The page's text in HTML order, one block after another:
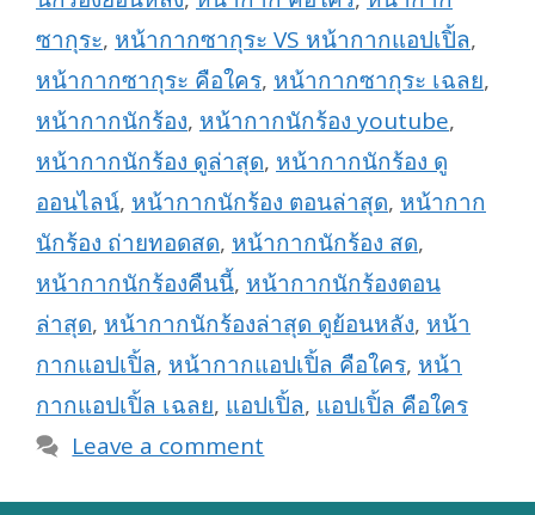
ซากุระ, หน้ากากซากุระ VS หน้ากากแอปเปิ้ล,
หน้ากากซากุระ คือใคร, หน้ากากซากุระ เฉลย,
หน้ากากนักร้อง, หน้ากากนักร้อง youtube,
หน้ากากนักร้อง ดูล่าสุด, หน้ากากนักร้อง ดู
ออนไลน์, หน้ากากนักร้อง ตอนล่าสุด, หน้ากาก
นักร้อง ถ่ายทอดสด, หน้ากากนักร้อง สด,
หน้ากากนักร้องคืนนี้, หน้ากากนักร้องตอน
ล่าสุด, หน้ากากนักร้องล่าสุด ดูย้อนหลัง, หน้า
กากแอปเปิ้ล, หน้ากากแอปเปิ้ล คือใคร, หน้า
กากแอปเปิ้ล เฉลย, แอปเปิ้ล, แอปเปิ้ล คือใคร
Leave a comment